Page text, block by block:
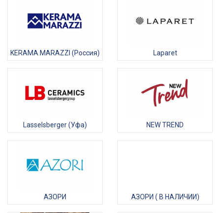
KERAMA MARAZZI (Россия) Laparet
Lasselsberger (Уфа) NEW TREND
АЗОРИ АЗОРИ ( В НАЛИЧИИ)